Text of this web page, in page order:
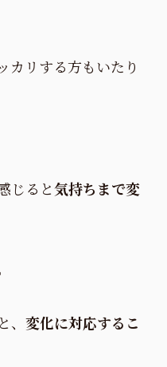
カリする方もいたり
じると気持ちまで変
変化に対応するこ